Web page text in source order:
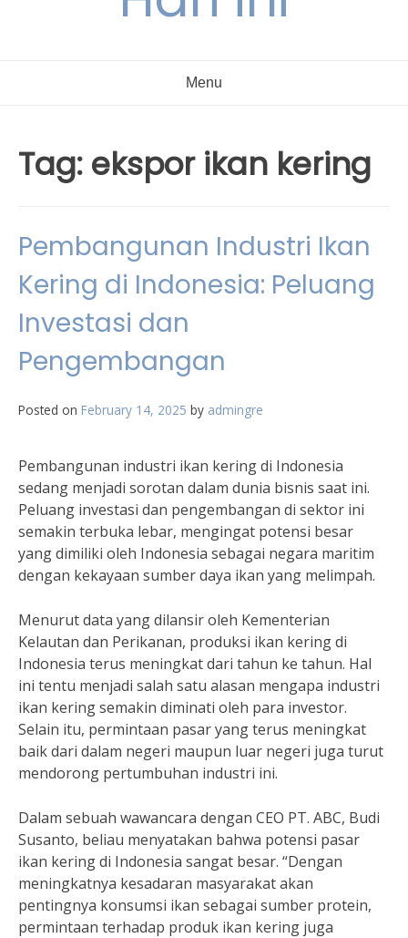
Menu
Tag: ekspor ikan kering
Pembangunan Industri Ikan
Kering di Indonesia: Peluang
Investasi dan
Pengembangan
Posted on February 14, 2025 by admingre
Pembangunan industri ikan kering di Indonesia
sedang menjadi sorotan dalam dunia bisnis saat ini.
Peluang investasi dan pengembangan di sektor ini
semakin terbuka lebar, mengingat potensi besar
yang dimiliki oleh Indonesia sebagai negara maritim
dengan kekayaan sumber daya ikan yang melimpah.
Menurut data yang dilansir oleh Kementerian
Kelautan dan Perikanan, produksi ikan kering di
Indonesia terus meningkat dari tahun ke tahun. Hal
ini tentu menjadi salah satu alasan mengapa industri
ikan kering semakin diminati oleh para investor.
Selain itu, permintaan pasar yang terus meningkat
baik dari dalam negeri maupun luar negeri juga turut
mendorong pertumbuhan industri ini.
Dalam sebuah wawancara dengan CEO PT. ABC, Budi
Susanto, beliau menyatakan bahwa potensi pasar
ikan kering di Indonesia sangat besar. “Dengan
meningkatnya kesadaran masyarakat akan
pentingnya konsumsi ikan sebagai sumber protein,
permintaan terhadap produk ikan kering juga